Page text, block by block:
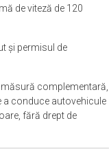
de viteză de 120
și permisul de
complementară,
a conduce autovehicule
fără drept de